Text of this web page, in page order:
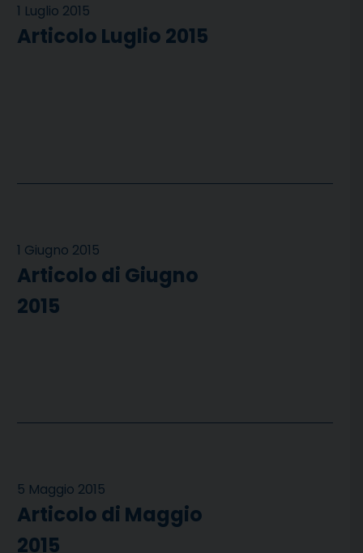
1 Luglio 2015
Articolo Luglio 2015
1 Giugno 2015
Articolo di Giugno
2015
5 Maggio 2015
Articolo di Maggio
2015